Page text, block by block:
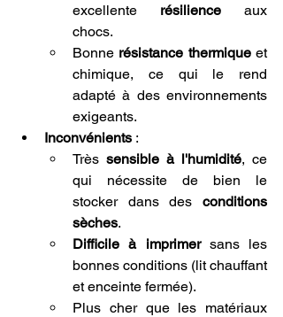
excellente résilience aux
chocs.
Bonne résistance thermique et
chimique, ce qui le rend
adapté à des environnements
exigeants.
Inconvénients :
Très sensible à l'humidité, ce
qui nécessite de bien le
stocker dans des conditions
sèches.
Difficile à imprimer sans les
bonnes conditions (lit chauffant
et enceinte fermée).
Plus cher que les matériaux